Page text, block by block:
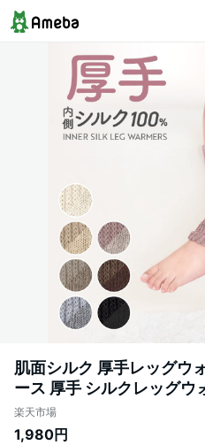
肌面シルク 厚手レッグウ
ース 厚手 シルクレッグウ
ウォーマー レッグウォー
え対策 足首ウォーマー シ
楽天市場
1,980円